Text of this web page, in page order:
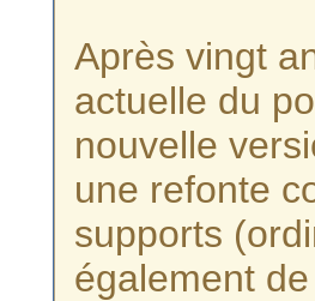
Après vingt
actuelle du
nouvelle
une refonte
supports
également